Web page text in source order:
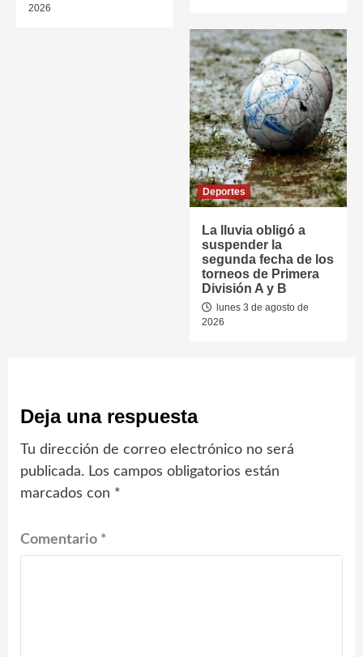
2026
Deportes
La lluvia obligó a
suspender la
segunda fecha de los
torneos de Primera
División A y B
lunes 3 de agosto de
2026
Deja una respuesta
Tu dirección de correo electrónico no será
publicada. Los campos obligatorios están
marcados con *
Comentario *